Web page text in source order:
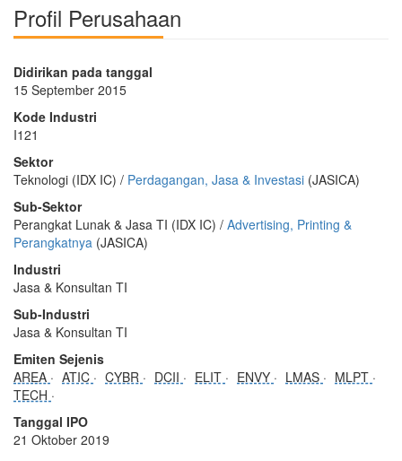
Profil Perusahaan
Didirikan pada tanggal
15 September 2015
Kode Industri
I121
Sektor
Teknologi (IDX IC) / Perdagangan, Jasa & Investasi (JASICA)
Sub-Sektor
Perangkat Lunak & Jasa TI (IDX IC) / Advertising, Printing &
Perangkatnya (JASICA)
Industri
Jasa & Konsultan TI
Sub-Industri
Jasa & Konsultan TI
Emiten Sejenis
AREA
ATIC CYBR DCII ELIT ENVY LMAS
MLPT
TECH
Tanggal IPO
21 Oktober 2019